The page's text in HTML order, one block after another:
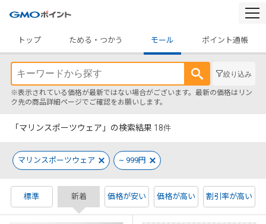
トップ
ためる・つかう モール ポイント通帳
絞り込み
※表示されている価格が最新ではない場合がございます。最新の価格はリン
ク先の商品詳細ページでご確認をお願いします。
「マリンスポーツウェア」の検索結果 18件
マリンスポーツウェア ~ 999円
標準 新着 価格が安い 価格が高い 割引率が高い